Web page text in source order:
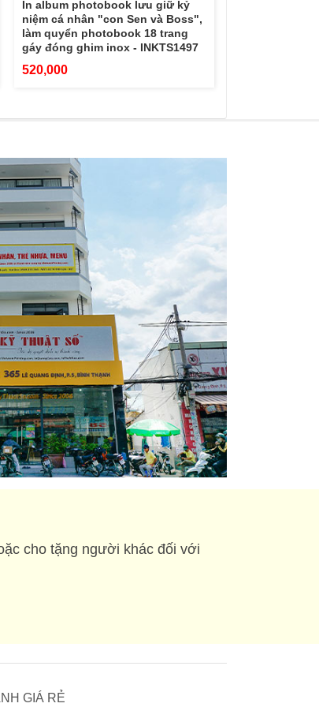
In album photobook lưu giữ kỷ
niệm cá nhân "con Sen và Boss",
làm quyển photobook 18 trang
gáy đóng ghim inox - INKTS1497
520,000
cho tặng người khác đối với
GIÁ RẺ